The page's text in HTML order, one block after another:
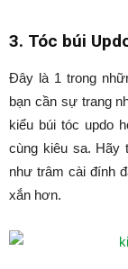
3. Tóc búi
Đây là 1 trong
bạn cần sự trang
kiểu búi tóc updo
cùng kiêu sa. Hãy
như trâm cài đính
xắn hơn.